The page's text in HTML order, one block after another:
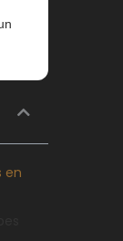
en